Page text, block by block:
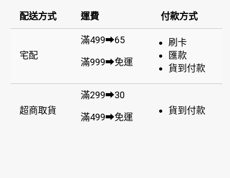
配送方式 運費 付款方式
宅配
滿499➡65
滿999➡免運
刷卡
匯款
貨到付款
超商取貨
滿299➡30
滿499➡免運
貨到付款